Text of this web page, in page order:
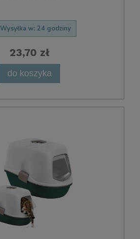
Wysyłka w: 24 godziny
23,70 zł
do koszyka